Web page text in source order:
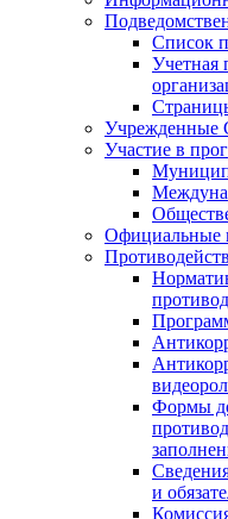
Список
Учетная
Участие в
Официальные
Формы
и